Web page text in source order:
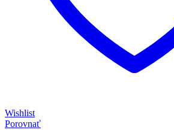
Wishlist
Porovnať